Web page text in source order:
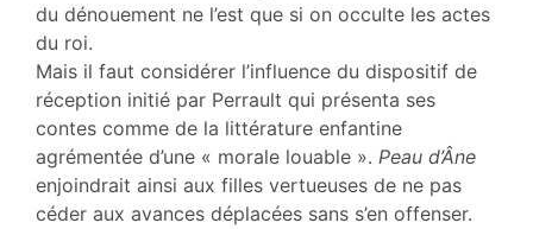
du dénouement ne l’est que si on occulte les actes
du roi.
Mais il faut considérer l’influence du dispositif de
réception initié par Perrault qui présenta ses
contes comme de la littérature enfantine
agrémentée d’une « morale louable ». Peau d’Âne
enjoindrait ainsi aux filles vertueuses de ne pas
céder aux avances déplacées sans s’en offenser.